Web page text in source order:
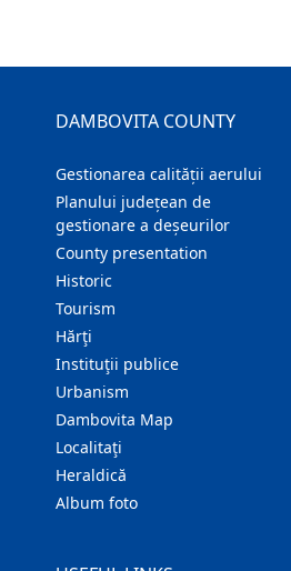
DAMBOVITA COUNTY
Gestionarea calității aerului
Planului județean de
gestionare a deșeurilor
County presentation
Historic
Tourism
Hărţi
Instituţii publice
Urbanism
Dambovita Map
Localitaţi
Heraldică
Album foto